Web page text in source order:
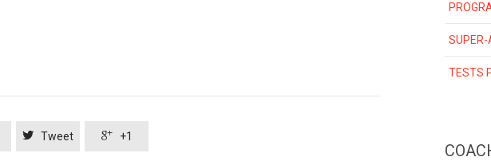
 Tweet  +1
SUPER-
TESTS